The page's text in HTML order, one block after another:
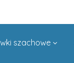
szachowe